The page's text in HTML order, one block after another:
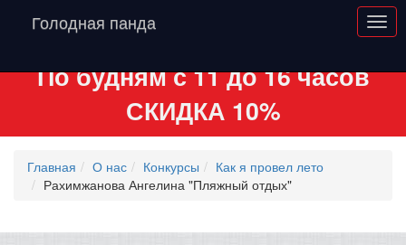
Голодная панда
По будням с 11 до 16 часов
СКИДКА 10%
Главная О нас Конкурсы
Как я провел лето
Рахимжанова Ангелина "Пляжный отдых"